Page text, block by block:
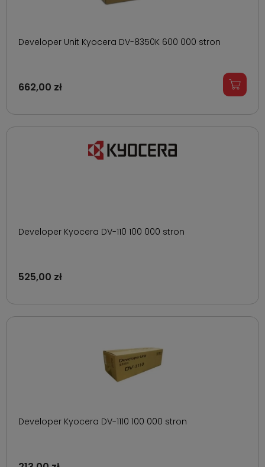
Developer Unit Kyocera DV-8350K 600 000 stron
662,00 zł
Developer Kyocera DV-110 100 000 stron
525,00 zł
Developer Kyocera DV-1110 100 000 stron